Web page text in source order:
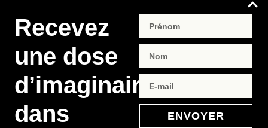
Recevez
une dose
d’imaginaire
dans
ENVOYER